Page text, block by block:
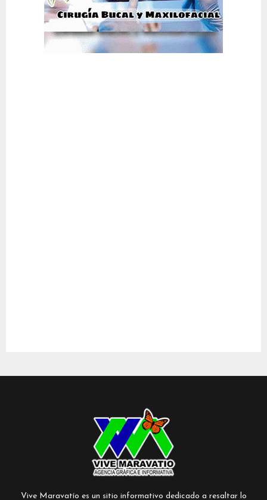
Vive Maravatío es un sitio informativo dedicado a resaltar lo